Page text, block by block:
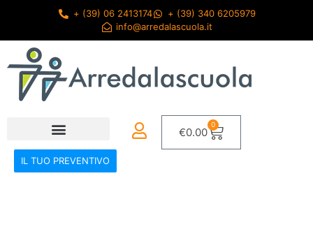
+ (39) 06 2413174
+ (39) 340 6205979
info@arredalascuola.it
€0.00
0
IL TUO PREVENTIVO